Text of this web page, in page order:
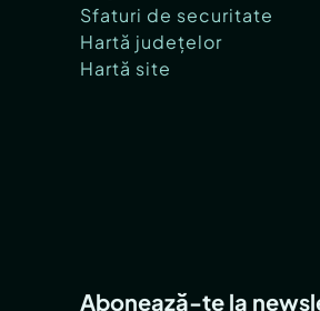
Sfaturi de securitate
Hartă județelor
Hartă site
Abonează-te la